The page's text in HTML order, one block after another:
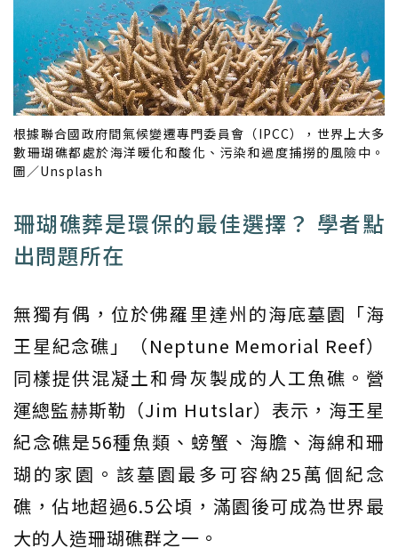
根據聯合國政府間氣候變遷專門委員會（IPCC），世界上大多
數珊瑚礁都處於海洋暖化和酸化、污染和過度捕撈的風險中。
圖／Unsplash
珊瑚礁葬是環保的最佳選擇？ 學者點
出問題所在
無獨有偶，位於佛羅里達州的海底墓園「海
王星紀念礁」（Neptune Memorial Reef）
同樣提供混凝土和骨灰製成的人工魚礁。營
運總監赫斯勒（Jim Hutslar）表示，海王星
紀念礁是56種魚類、螃蟹、海膽、海綿和珊
瑚的家園。該墓園最多可容納25萬個紀念
礁，佔地超過6.5公頃，滿園後可成為世界最
大的人造珊瑚礁群之一。